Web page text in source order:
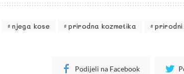
njega kose prirodna kozmetika
Podijeli na Facebook